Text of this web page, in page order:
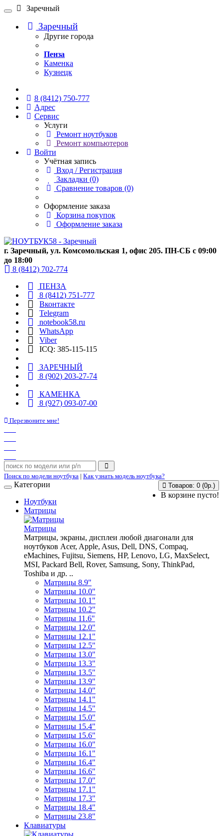
Заречный
Заречный
Другие города
Пенза
Каменка
Кузнецк
8 (8412) 750-777
Адрес
Сервис
Услуги
Ремонт ноутбуков
Ремонт компьютеров
Войти
Учётная запись
Вход / Регистрация
Закладки (0)
Сравнение товаров (0)
Оформление заказа
Корзина покупок
Оформление заказа
г. Заречный, ул. Комсомольская 1, офис 205. ПН-СБ с 09:00
до 18:00
8 (8412) 702-774
ПЕНЗА
8 (8412) 751-777
Вконтакте
Telegram
notebook58.ru
WhatsApp
Viber
ICQ: 385-115-115
ЗАРЕЧНЫЙ
8 (902) 203-27-74
КАМЕНКА
8 (927) 093-07-00
Перезвоните мне!
Поиск по модели ноутбука | Как узнать модель ноутбука?
Товаров: 0 (0р.)
В корзине пусто!
Категории
Ноутбуки
Матрицы
Матрицы
Матрицы, экраны, дисплеи любой диагонали для
ноутбуков Acer, Apple, Asus, Dell, DNS, Compaq,
eMachines, Fujitsu, Siemens, HP, Lenovo, LG, MaxSelect,
MSI, Packard Bell, Rover, Samsung, Sony, ThinkPad,
Toshiba и др. ..
Матрицы 8.9"
Матрицы 10.0"
Матрицы 10.1"
Матрицы 10.2"
Матрицы 11.6"
Матрицы 12.0"
Матрицы 12.1"
Матрицы 12.5"
Матрицы 13.0"
Матрицы 13.3"
Матрицы 13.5"
Матрицы 13.9"
Матрицы 14.0"
Матрицы 14.1"
Матрицы 14.5"
Матрицы 15.0"
Матрицы 15.4"
Матрицы 15.6"
Матрицы 16.0"
Матрицы 16.1"
Матрицы 16.4"
Матрицы 16.6"
Матрицы 17.0"
Матрицы 17.1"
Матрицы 17.3"
Матрицы 18.4"
Матрицы 23.8"
Клавиатуры